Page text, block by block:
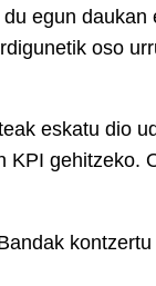
egun
oso
eskatu dio
KPI gehitzeko.